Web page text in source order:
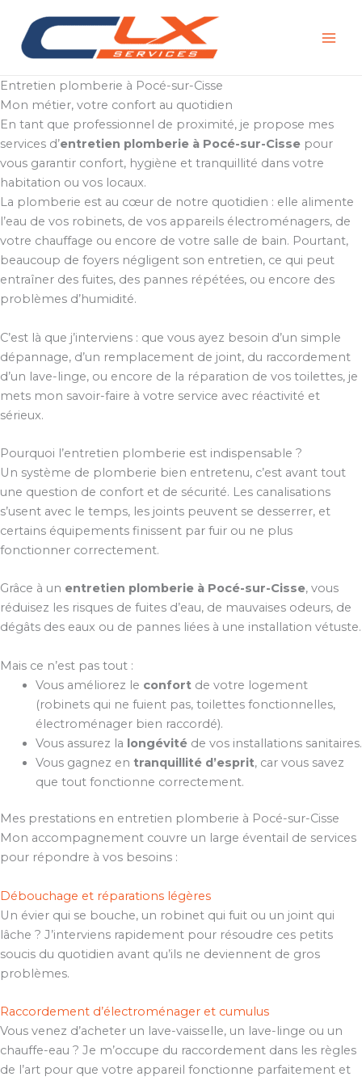
contenu
Entretien plomberie à Pocé-sur-Cisse
Mon métier, votre confort au quotidien
En tant que professionnel de proximité, je propose mes
services d’entretien plomberie à Pocé-sur-Cisse pour
vous garantir confort, hygiène et tranquillité dans votre
habitation ou vos locaux.
La plomberie est au cœur de notre quotidien : elle alimente
l’eau de vos robinets, de vos appareils électroménagers, de
votre chauffage ou encore de votre salle de bain. Pourtant,
beaucoup de foyers négligent son entretien, ce qui peut
entraîner des fuites, des pannes répétées, ou encore des
problèmes d’humidité.
C’est là que j’interviens : que vous ayez besoin d’un simple
dépannage, d’un remplacement de joint, du raccordement
d’un lave-linge, ou encore de la réparation de vos toilettes, je
mets mon savoir-faire à votre service avec réactivité et
sérieux.
Pourquoi l’entretien plomberie est indispensable ?
Un système de plomberie bien entretenu, c’est avant tout
une question de confort et de sécurité. Les canalisations
s’usent avec le temps, les joints peuvent se desserrer, et
certains équipements finissent par fuir ou ne plus
fonctionner correctement.
Grâce à un entretien plomberie à Pocé-sur-Cisse, vous
réduisez les risques de fuites d’eau, de mauvaises odeurs, de
dégâts des eaux ou de pannes liées à une installation vétuste.
Mais ce n’est pas tout :
Vous améliorez le confortde votre logement
(robinets qui ne fuient pas, toilettes fonctionnelles,
électroménager bien raccordé).
Vous assurez la longévitéde vos installations sanitaires.
Vous gagnez en tranquillité d’esprit, car vous savez
que tout fonctionne correctement.
Mes prestations en entretien plomberie à Pocé-sur-Cisse
Mon accompagnement couvre un large éventail de services
pour répondre à vos besoins :
Débouchage et réparations légères
Un évier qui se bouche, un robinet qui fuit ou un joint qui
lâche ? J’interviens rapidement pour résoudre ces petits
soucis du quotidien avant qu’ils ne deviennent de gros
problèmes.
Raccordement d’électroménager et cumulus
Vous venez d’acheter un lave-vaisselle, un lave-linge ou un
chauffe-eau ? Je m’occupe du raccordement dans les règles
de l’art pour que votre appareil fonctionne parfaitement et